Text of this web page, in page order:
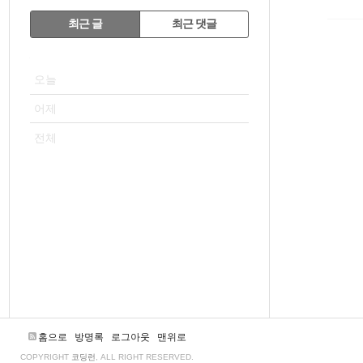
RECENTLY
최근 글 최근 댓글
오늘
어제
전체
홈으로 방명록 로그아웃 맨위로
COPYRIGHT 코딩런 , ALL RIGHT RESERVED.